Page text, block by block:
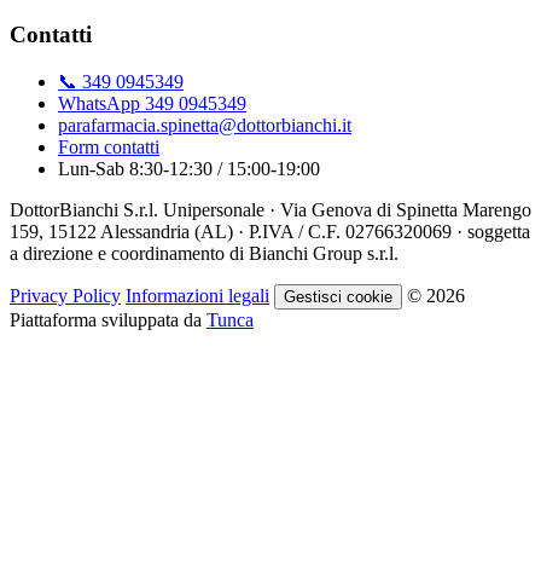
Contatti
📞 349 0945349
WhatsApp 349 0945349
parafarmacia.spinetta@dottorbianchi.it
Form contatti
Lun-Sab 8:30-12:30 / 15:00-19:00
DottorBianchi S.r.l. Unipersonale · Via Genova di Spinetta Marengo
159, 15122 Alessandria (AL) · P.IVA / C.F. 02766320069 · soggetta
a direzione e coordinamento di Bianchi Group s.r.l.
Privacy Policy Informazioni legali Gestisci cookie
© 2026
Piattaforma sviluppata da Tunca